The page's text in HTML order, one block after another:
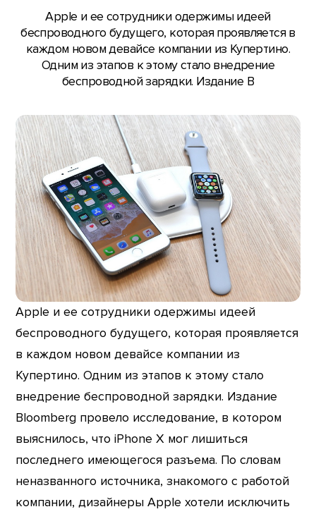
Apple и ее сотрудники одержимы идеей
беспроводного будущего, которая проявляется в
каждом новом девайсе компании из Купертино.
Одним из этапов к этому стало внедрение
беспроводной зарядки. Издание B
Apple и ее сотрудники одержимы идеей
беспроводного будущего, которая проявляется
в каждом новом девайсе компании из
Купертино. Одним из этапов к этому стало
внедрение беспроводной зарядки. Издание
Bloomberg провело исследование, в котором
выяснилось, что iPhone X мог лишиться
последнего имеющегося разъема. По словам
неназванного источника, знакомого с работой
компании, дизайнеры Apple хотели исключить